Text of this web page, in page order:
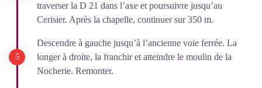
traverser la D 21 dans l’axe et poursuivre jusqu’au
Cerisier. Après la chapelle, continuer sur 350 m.
Descendre à gauche jusqu’à l’ancienne voie ferrée. La
longer à droite, la franchir et atteindre le moulin de la
Nocherie. Remonter.